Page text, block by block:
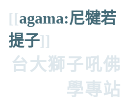
[[agama:尼犍若
提子]]
台大獅子吼佛
學專站